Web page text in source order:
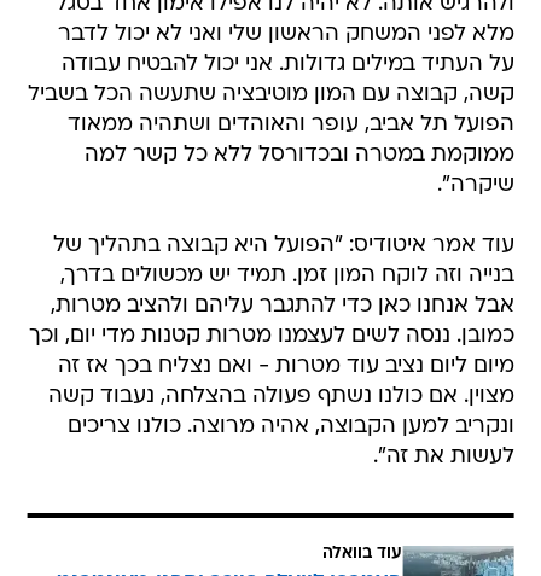
ולהרגיש אותה. לא יהיה לנו אפילו אימון אחד בסגל
מלא לפני המשחק הראשון שלי ואני לא יכול לדבר
על העתיד במילים גדולות. אני יכול להבטיח עבודה
קשה, קבוצה עם המון מוטיבציה שתעשה הכל בשביל
הפועל תל אביב, עופר והאוהדים ושתהיה ממאוד
ממוקמת במטרה ובכדורסל ללא כל קשר למה
שיקרה".
עוד אמר איטודיס: "הפועל היא קבוצה בתהליך של
בנייה וזה לוקח המון זמן. תמיד יש מכשולים בדרך,
אבל אנחנו כאן כדי להתגבר עליהם ולהציב מטרות,
כמובן. ננסה לשים לעצמנו מטרות קטנות מדי יום, וכך
מיום ליום נציב עוד מטרות - ואם נצליח בכך אז זה
מצוין. אם כולנו נשתף פעולה בהצלחה, נעבוד קשה
ונקריב למען הקבוצה, אהיה מרוצה. כולנו צריכים
לעשות את זה".
עוד בוואלה